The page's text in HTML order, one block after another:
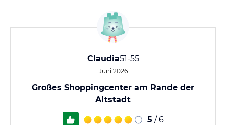
Claudia51-55
Juni 2026
Großes Shoppingcenter am Rande der
Altstadt
5 / 6